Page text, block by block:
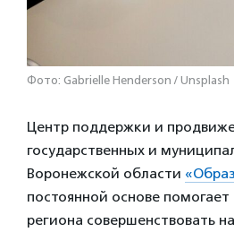
Фото: Gabrielle Henderson / Unsplash
Центр поддержки и
государственных и
Воронежской области
постоянной основе
региона совершенствовать